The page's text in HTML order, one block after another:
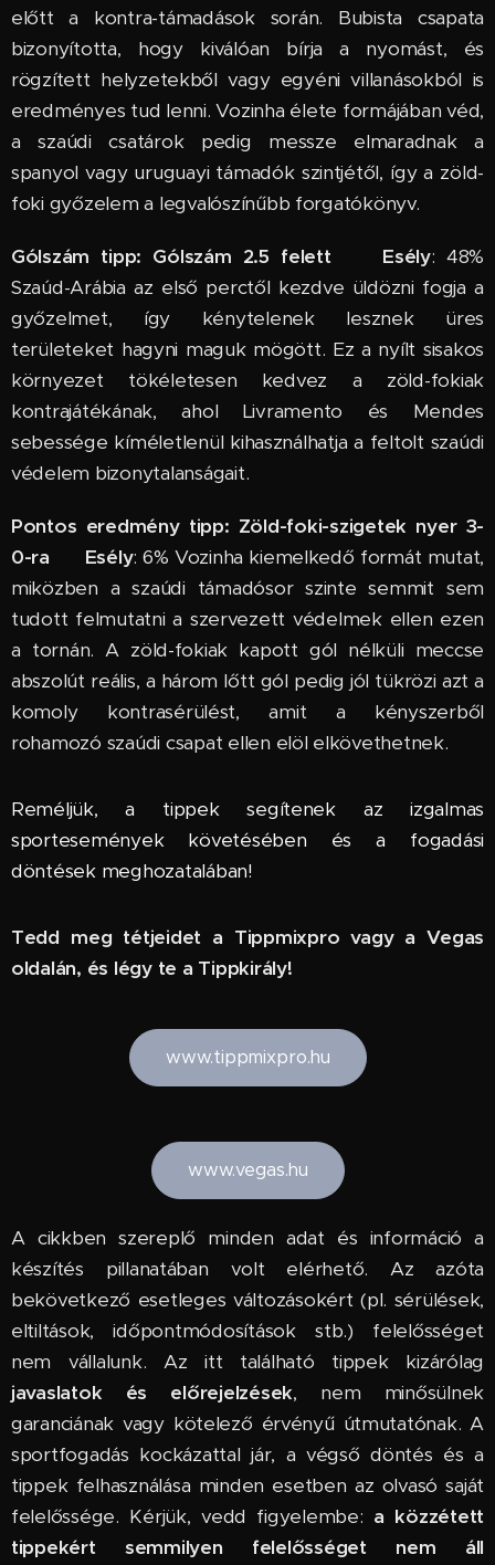
előtt a kontra-támadások során. Bubista csapata
bizonyította, hogy kiválóan bírja a nyomást, és
rögzített helyzetekből vagy egyéni villanásokból is
eredményes tud lenni. Vozinha élete formájában véd,
a szaúdi csatárok pedig messze elmaradnak a
spanyol vagy uruguayi támadók szintjétől, így a zöld-
foki győzelem a legvalószínűbb forgatókönyv.
Gólszám tipp: Gólszám 2.5 felett📈 Esély: 48%
Szaúd-Arábia az első perctől kezdve üldözni fogja a
győzelmet, így kénytelenek lesznek üres
területeket hagyni maguk mögött. Ez a nyílt sisakos
környezet tökéletesen kedvez a zöld-fokiak
kontrajátékának, ahol Livramento és Mendes
sebessége kíméletlenül kihasználhatja a feltolt szaúdi
védelem bizonytalanságait.
Pontos eredmény tipp: Zöld-foki-szigetek nyer 3-
0-ra
Esély: 6% Vozinha kiemelkedő formát mutat,
miközben a szaúdi támadósor szinte semmit sem
tudott felmutatni a szervezett védelmek ellen ezen
a tornán. A zöld-fokiak kapott gól nélküli meccse
abszolút reális, a három lőtt gól pedig jól tükrözi azt a
komoly kontrasérülést, amit a kényszerből
rohamozó szaúdi csapat ellen elöl elkövethetnek.
Reméljük, a tippek segítenek az izgalmas
sportesemények követésében és a fogadási
döntések meghozatalában!
Tedd meg tétjeidet a Tippmixpro vagy a Vegas
oldalán, és légy te a Tippkirály!
www.tippmixpro.hu
www.vegas.hu
A cikkben szereplő minden adat és információ a
készítés pillanatában volt elérhető. Az azóta
bekövetkező esetleges változásokért (pl. sérülések,
eltiltások, időpontmódosítások stb.) felelősséget
nem vállalunk. Az itt található tippek kizárólag
javaslatok és előrejelzések, nem minősülnek
garanciának vagy kötelező érvényű útmutatónak. A
sportfogadás kockázattal jár, a végső döntés és a
tippek felhasználása minden esetben az olvasó saját
felelőssége. Kérjük, vedd figyelembe: a közzétett
tippekért semmilyen felelősséget nem áll